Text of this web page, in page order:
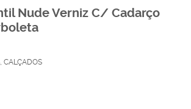
Nude Verniz C/ Cadarço
, CALÇADOS